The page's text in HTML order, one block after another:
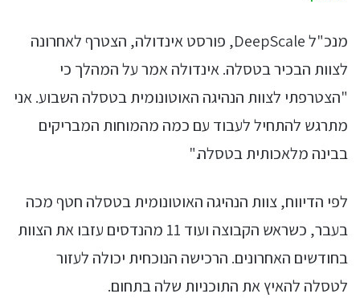
מנכ"ל DeepScale, פורסט אינדולה, הצטרף לאחרונה
לצוות הבכיר בטסלה. אינדולה אמר על המהלך כי
"הצטרפתי לצוות הנהיגה האוטונומית בטסלה השבוע. אני
מתרגש להתחיל לעבוד עם כמה מהמוחות המבריקים
בבינה מלאכותית בטסלה."
לפי הדיווח, צוות הנהיגה האוטונומית בטסלה חטף מכה
בעבר, כשראש הקבוצה ועוד 11 מהנדסים עזבו את הצוות
בחודשים האחרונים. הרכישה הנוכחית יכולה לעזור
לטסלה להאיץ את התוכניות שלה בתחום.